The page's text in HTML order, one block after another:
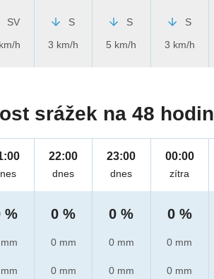
SV
h
S
3 km/h
S
5 km/h
S
3 km/h
srážek na 48 hodin
%
22:00
dnes
0 %
0 mm
0 mm
23:00
dnes
0 %
0 mm
0 mm
00:00
zítra
0 %
0 mm
0 mm